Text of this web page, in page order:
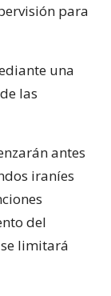
para
una
las
antes
iraníes
del
limitará